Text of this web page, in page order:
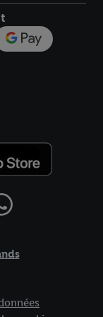
protection des